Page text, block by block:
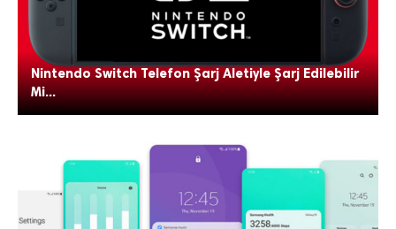
Nintendo Switch Telefon Şarj Aletiyle Şarj Edilebilir
Mi...